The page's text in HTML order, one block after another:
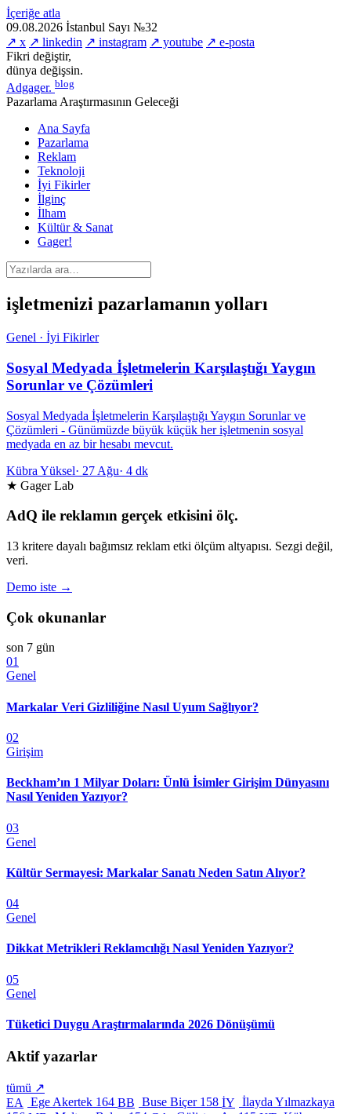
İçeriğe atla
09.08.2026 İstanbul Sayı №32
↗ x ↗ linkedin ↗ instagram ↗ youtube ↗ e-posta
Fikri değiştir,
dünya değişsin.
Adgager. blog
Pazarlama Araştırmasının Geleceği
Ana Sayfa
Pazarlama
Reklam
Teknoloji
İyi Fikirler
İlginç
İlham
Kültür & Sanat
Gager!
işletmenizi pazarlamanın yolları
Genel · İyi Fikirler
Sosyal Medyada İşletmelerin Karşılaştığı Yaygın
Sorunlar ve Çözümleri
Sosyal Medyada İşletmelerin Karşılaştığı Yaygın Sorunlar ve
Çözümleri - Günümüzde büyük küçük her işletmenin sosyal
medyada en az bir hesabı mevcut.
Kübra Yüksel· 27 Ağu· 4 dk
★ Gager Lab
AdQ ile reklamın gerçek etkisini ölç.
13 kritere dayalı bağımsız reklam etki ölçüm altyapısı. Sezgi değil,
veri.
Demo iste →
Çok okunanlar
son 7 gün
01
Genel
Markalar Veri Gizliliğine Nasıl Uyum Sağlıyor?
02
Girişim
Beckham’ın 1 Milyar Doları: Ünlü İsimler Girişim Dünyasını
Nasıl Yeniden Yazıyor?
03
Genel
Kültür Sermayesi: Markalar Sanatı Neden Satın Alıyor?
04
Genel
Dikkat Metrikleri Reklamcılığı Nasıl Yeniden Yazıyor?
05
Genel
Tüketici Duygu Araştırmalarında 2026 Dönüşümü
Aktif yazarlar
tümü ↗
EA
Ege Akertek 164 BB Buse Biçer 158 İY İlayda Yılmazkaya